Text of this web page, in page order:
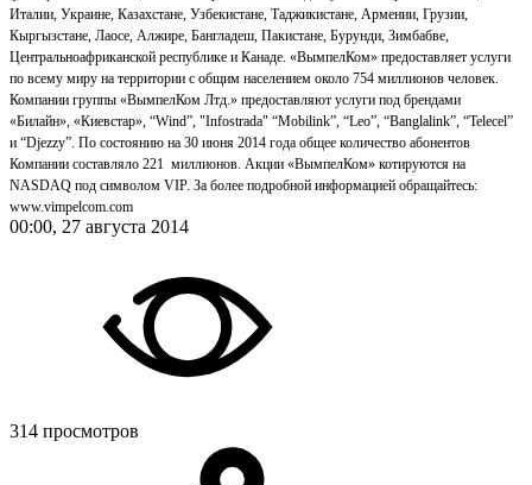
Италии, Украине, Казахстане, Узбекистане, Таджикистане, Армении, Грузии,
Кыргызстане, Лаосе, Алжире, Бангладеш, Пакистане, Бурунди, Зимбабве,
Центральноафриканской республике и Канаде. «ВымпелКом» предоставляет услуги
по всему миру на территории с общим населением около 754 миллионов человек.
Компании группы «ВымпелКом Лтд.» предоставляют услуги под брендами
«Билайн», «Киевстар», “Wind”, "Infostrada" “Mobilink”, “Leo”, “Banglalink”, “Telecel”
и “Djezzy”. По состоянию на 30 июня 2014 года общее количество абонентов
Компании составляло 221 миллионов. Акции «ВымпелКом» котируются на
NASDAQ под символом VIP. За более подробной информацией обращайтесь:
www.vimpelcom.com
00:00, 27 августа 2014
314 просмотров